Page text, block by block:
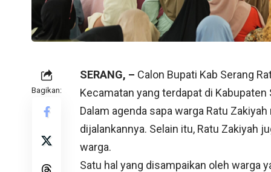
Bagikan:
SERANG, – Calon Bupati Kab Serang
Kecamatan yang terdapat di Kabupaten
Dalam agenda sapa warga Ratu
dijalankannya. Selain itu, Ratu Zakiyah
warga.
Satu hal yang disampaikan oleh warga